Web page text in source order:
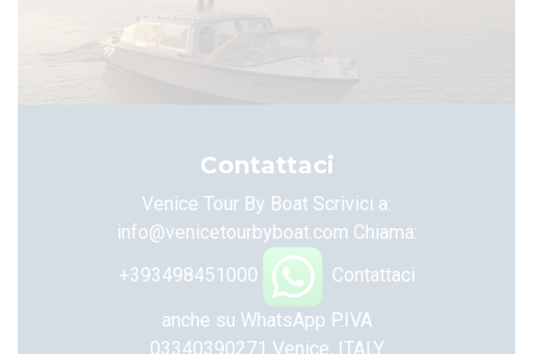
Contattaci
Venice Tour By Boat Scrivici a:
info@venicetourbyboat.com Chiama:
+393498451000
Contattaci
anche su WhatsApp P.IVA
03340390271 Venice, ITALY